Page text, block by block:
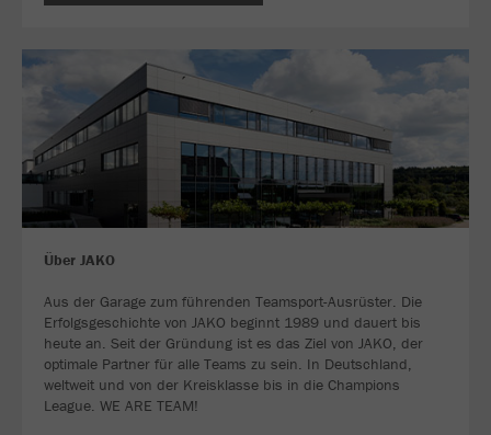
Über JAKO
Aus der Garage zum führenden Teamsport-Ausrüster. Die
Erfolgsgeschichte von JAKO beginnt 1989 und dauert bis
heute an. Seit der Gründung ist es das Ziel von JAKO, der
optimale Partner für alle Teams zu sein. In Deutschland,
weltweit und von der Kreisklasse bis in die Champions
League. WE ARE TEAM!